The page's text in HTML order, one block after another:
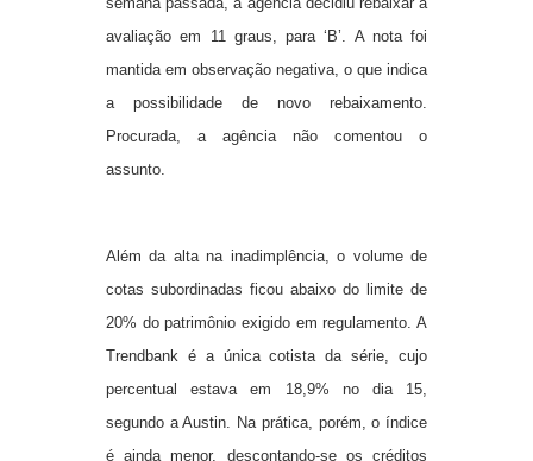
avaliação em 11 graus, para ‘B’. A nota foi
mantida em observação negativa, o que indica
a possibilidade de novo rebaixamento.
Procurada, a agência não comentou o
assunto.
Além da alta na inadimplência, o volume de
cotas subordinadas ficou abaixo do limite de
20% do patrimônio exigido em regulamento. A
Trendbank é a única cotista da série, cujo
percentual estava em 18,9% no dia 15,
segundo a Austin. Na prática, porém, o índice
é ainda menor, descontando-se os créditos